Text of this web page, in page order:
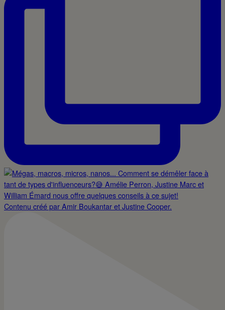
Contenu créé par Amir Boukantar et Justine Cooper.